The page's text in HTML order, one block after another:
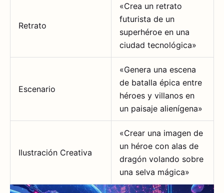
Retrato
«Crea un retrato
futurista de un
superhéroe en una
ciudad tecnológica»
Escenario
«Genera una escena
de batalla épica entre
héroes y villanos en
un paisaje alienígena»
Ilustración Creativa
«Crear una imagen de
un héroe con alas de
dragón volando sobre
una selva mágica»